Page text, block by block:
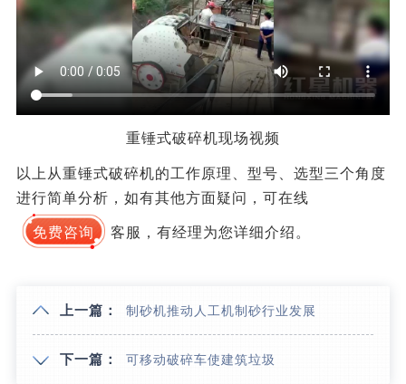
重锤式破碎机现场视频
以上从重锤式破碎机的工作原理、型号、选型三个角度
进行简单分析，如有其他方面疑问，可在线
免费咨询 客服，有经理为您详细介绍。
上一篇： 制砂机推动人工机制砂行业发展
下一篇： 可移动破碎车使建筑垃圾